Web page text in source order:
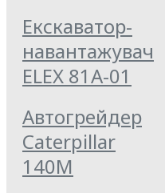
Екскаватор-
навантажувач
ELEX 81А-01
Автогрейдер
Caterpillar
140M